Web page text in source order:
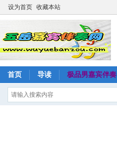
设为首页 收藏本站
首页 导读 极品男嘉宾伴奏